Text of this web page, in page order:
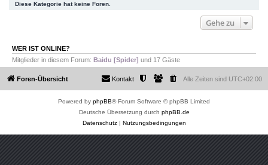
Diese Kategorie hat keine Foren.
Gehe zu
WER IST ONLINE?
Mitglieder in diesem Forum: Baidu [Spider] und 17 Gäste
Foren-Übersicht Alle Zeiten sind UTC+02:00
Kontakt
Powered by phpBB® Forum Software © phpBB Limited
Deutsche Übersetzung durch phpBB.de
Datenschutz| Nutzungsbedingungen